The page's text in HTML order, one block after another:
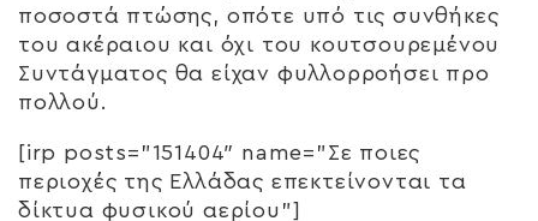
ποσοστά πτώσης, οπότε υπό τις συνθήκες
του ακέραιου και όχι του κουτσουρεμένου
Συντάγματος θα είχαν φυλλορροήσει προ
πολλού.
[irp posts=”151404″ name=”Σε ποιες
περιοχές της Ελλάδας επεκτείνονται τα
δίκτυα φυσικού αερίου”]